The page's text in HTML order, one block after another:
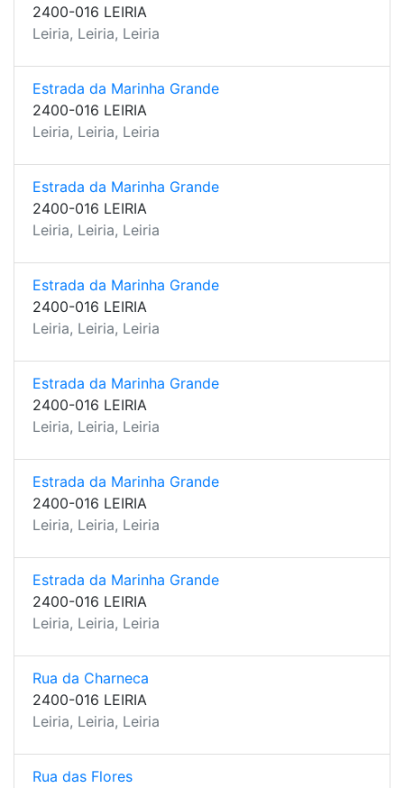
2400-016 LEIRIA
Leiria, Leiria, Leiria
Estrada da Marinha Grande
2400-016 LEIRIA
Leiria, Leiria, Leiria
Estrada da Marinha Grande
2400-016 LEIRIA
Leiria, Leiria, Leiria
Estrada da Marinha Grande
2400-016 LEIRIA
Leiria, Leiria, Leiria
Estrada da Marinha Grande
2400-016 LEIRIA
Leiria, Leiria, Leiria
Estrada da Marinha Grande
2400-016 LEIRIA
Leiria, Leiria, Leiria
Estrada da Marinha Grande
2400-016 LEIRIA
Leiria, Leiria, Leiria
Rua da Charneca
2400-016 LEIRIA
Leiria, Leiria, Leiria
Rua das Flores